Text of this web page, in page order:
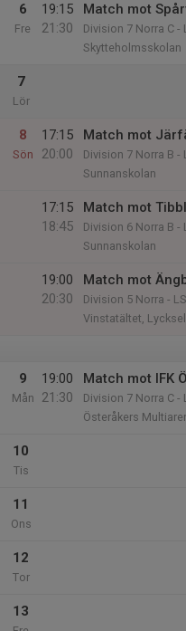
6
Fre
19:15
21:30
Match mot
Division 7 Norra C -
Skytteholmsskolan
7
Lör
8
Sön
17:15
20:00
Match mot
Division 7 Norra B -
Sunnanskolan
17:15
18:45
Match mot
Division 6 Norra B -
Sunnanskolan
19:00
20:30
Match mot
Division 5 Norra -
Vinstatältet,
9
Mån
19:00
21:30
Match mot IFK
Division 7 Norra C -
Österåkers
10
Tis
11
Ons
12
Tor
13